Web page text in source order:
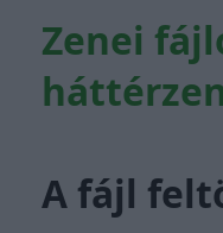
Zenei
A fájl